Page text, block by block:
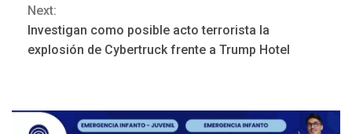
Next:
Investigan como posible acto terrorista la
explosión de Cybertruck frente a Trump Hotel
3
a Corazón de Mi Patria
4
con plan de contingencia